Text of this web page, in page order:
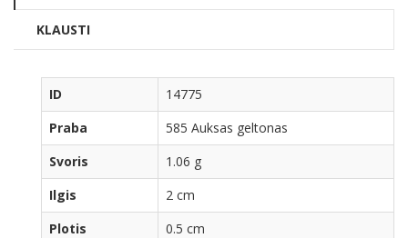
KLAUSTI
ID
14775
Praba
585 Auksas geltonas
Svoris
1.06 g
Ilgis
2 cm
Plotis
0.5 cm